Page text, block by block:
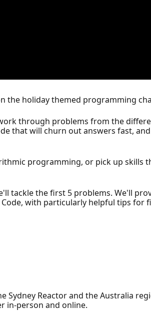
the holiday themed programming
through problems from the
that will churn out answers fast,
programming, or pick up skills
tackle the first 5 problems. We'll
with particularly helpful tips for
Sydney Reactor and the Australia
in-person and online.